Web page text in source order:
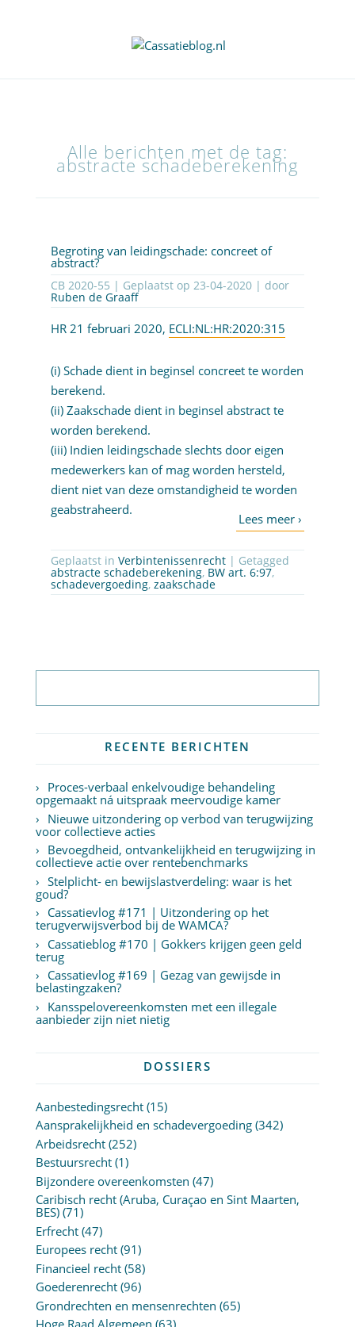
Alle berichten met de tag:
abstracte schadeberekening
Begroting van leidingschade: concreet of
abstract?
CB 2020-55 | Geplaatst op 23-04-2020| door
Ruben de Graaff
HR 21 februari 2020, ECLI:NL:HR:2020:315
(i) Schade dient in beginsel concreet te worden
berekend.
(ii) Zaakschade dient in beginsel abstract te
worden berekend.
(iii) Indien leidingschade slechts door eigen
medewerkers kan of mag worden hersteld,
dient niet van deze omstandigheid te worden
geabstraheerd.
Geplaatst in Verbintenissenrecht | Getagged
abstracte schadeberekening, BW art. 6:97,
schadevergoeding, zaakschade
RECENTE BERICHTEN
Proces-verbaal enkelvoudige behandeling
opgemaakt ná uitspraak meervoudige kamer
Nieuwe uitzondering op verbod van terugwijzing
voor collectieve acties
Bevoegdheid, ontvankelijkheid en terugwijzing in
collectieve actie over rentebenchmarks
Stelplicht- en bewijslastverdeling: waar is het
goud?
Cassatievlog #171 | Uitzondering op het
terugverwijsverbod bij de WAMCA?
Cassatieblog #170 | Gokkers krijgen geen geld
terug
Cassatievlog #169 | Gezag van gewijsde in
belastingzaken?
Kansspelovereenkomsten met een illegale
aanbieder zijn niet nietig
DOSSIERS
Aanbestedingsrecht(15)
Aansprakelijkheid en schadevergoeding(342)
Arbeidsrecht(252)
Bestuursrecht(1)
Bijzondere overeenkomsten (47)
Caribisch recht (Aruba, Curaçao en Sint Maarten,
BES)(71)
Erfrecht(47)
Europees recht(91)
Financieel recht(58)
Goederenrecht(96)
Grondrechten en mensenrechten (65)